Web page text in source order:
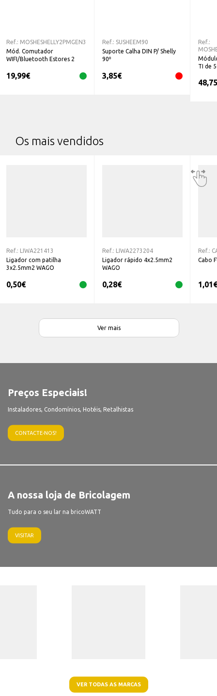
Ref.: MOSHESHELLY2PMGEN3
Mód. Comutador
WIFI/Bluetooth Estores 2
19,99€
Ref.: SUSHEEM90
Suporte Calha DIN P/ Shelly
90º
3,85€
Ref.:
TI de
48,75
Os mais vendidos
Ref.:
LIWA221413
Ligador com patilha
3x2.5mm2 WAGO
0,50€
Ref.:
LIWA2273204
Ligador rápido 4x2.5mm2
WAGO
0,28€
Ref.:
Cabo
1,01€
Ver mais
Preços Especiais!
Instaladores, Condomínios, Hotéis, Retalhistas
CONTACTE-NOS!
A nossa loja de Bricolagem
Tudo para o seu lar na bricoWATT
VISITAR
VER TODAS AS MARCAS